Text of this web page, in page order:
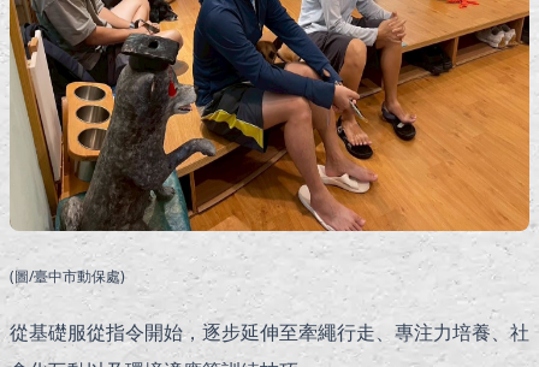
(圖/臺中市動保處)
從基礎服從指令開始，逐步延伸至牽繩行走、專注力培養、社